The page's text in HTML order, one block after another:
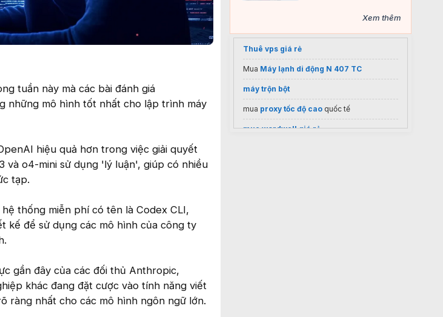
tuần này mà các bài đánh giá
những mô hình tốt nhất cho lập trình máy
hiệu quả hơn trong việc giải quyết
và o4-mini sử dụng 'lý luận', giúp có nhiều
tạp.
thống miễn phí có tên là Codex CLI,
kế để sử dụng các mô hình của công ty
gần đây của các đối thủ Anthropic,
khác đang đặt cược vào tính năng viết
ràng nhất cho các mô hình ngôn ngữ lớn.
Xem thêm
Thuê vps giá rẻ
Mua Máy lạnh di động N 407 TC
máy trộn bột
mua proxy tốc độ cao quốc tế
mua wordwall giá rẻ